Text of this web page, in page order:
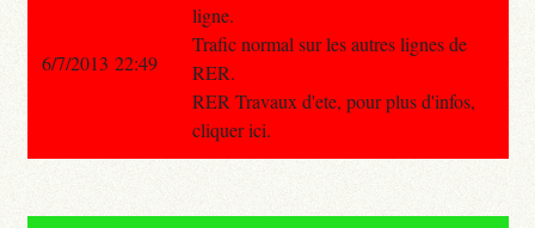
ligne.
Trafic normal sur les autres lignes de
RER.
RER Travaux d'ete, pour plus d'infos,
cliquer ici.
6/7/2013 22:49